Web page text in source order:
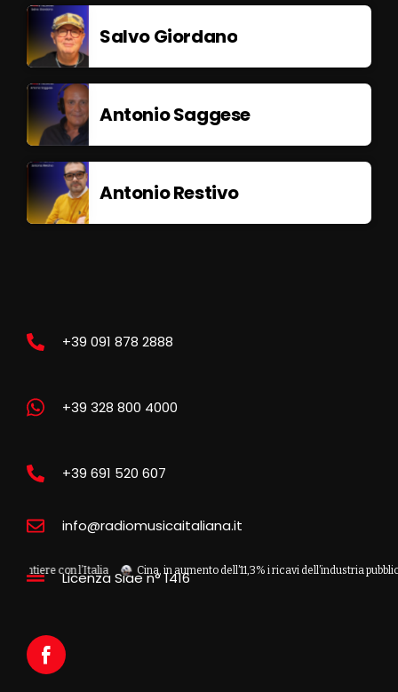
Salvo Giordano
Antonio Saggese
Antonio Restivo
con l’Italia Cina, in aumento dell’11,3% i ricavi dell’industria pubblicitaria
+39 091 878 2888
+39 328 800 4000
+39 691 520 607
info@radiomusicaitaliana.it
Licenza Siae n° 1416